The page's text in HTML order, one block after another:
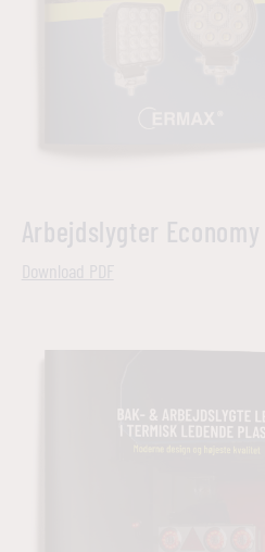
Arbejdslygter Economy
Download PDF